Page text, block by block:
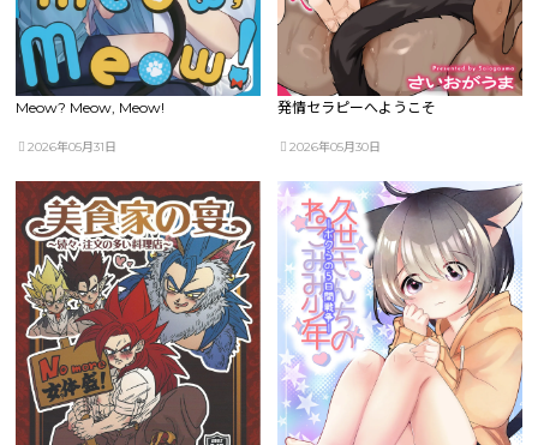
Meow? Meow, Meow!
2026年05月31日
発情セラピーへようこそ
2026年05月30日